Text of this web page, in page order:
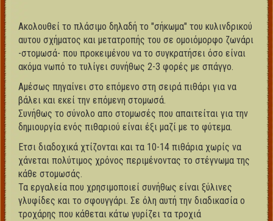
Ακολουθεί το πλάσιμο δηλαδή το "σήκωμα" του κυλινδρικού
αυτου σχήματος και μετατροπής του σε ομοιόμορφο ζωνάρι
-στομωσά- που προκειμένου να το συγκρατήσει όσο είναι
ακόμα νωπό το τυλίγει συνήθως 2-3 φορές με σπάγγο.
Αμέσως πηγαίνει στο επόμενο στη σειρά πιθάρι για να
βάλει και εκεί την επόμενη στομωσά.
Συνήθως το σύνολο απο στομωσές που απαιτείται για την
δημιουργία ενός πιθαριού είναι έξι μαζί με το φύτεμα.
Ετσι διαδοχικά χτίζονται και τα 10-14 πιθάρια χωρίς να
χάνεται πολύτιμος χρόνος περιμένοντας το στέγνωμα της
κάθε στομωσάς.
Τα εργαλεία που χρησιμοποιεί συνήθως είναι ξύλινες
γλυφίδες και το σφουγγάρι. Σε όλη αυτή την διαδικασία ο
τροχάρης που κάθεται κάτω γυρίζει τα τροχιά